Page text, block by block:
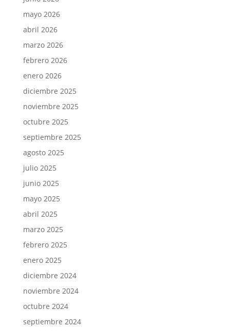
mayo 2026
abril 2026
marzo 2026
febrero 2026
enero 2026
diciembre 2025
noviembre 2025
octubre 2025
septiembre 2025
agosto 2025
julio 2025
junio 2025
mayo 2025
abril 2025
marzo 2025
febrero 2025
enero 2025
diciembre 2024
noviembre 2024
octubre 2024
septiembre 2024